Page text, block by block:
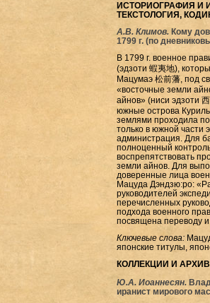
ИСТОРИОГРАФИЯ И
ТЕКСТОЛОГИЯ,
А.В. Климов. Кому
1799 г. (по
В 1799 г. военное
(эдзоти 蝦夷地),
Мацумаэ 松前藩, под
«восточные земли
айнов» (ниси эдзоти
южные острова
землями проходила по
только в южной части
администрация. Для
полноценный
воспрепятствовать
земли айнов. Для
доверенные лица
Мацуда Дэндзю:ро:
руководителей
перечисленных
подхода военного
посвящена переводу и
Ключевые слова:
японские титулы,
КОЛЛЕКЦИИ И
Ю.А. Иоаннесян.
иранист мирового